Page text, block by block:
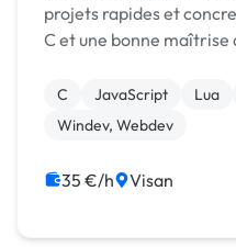
projets rapides et concrets. Avec une solide
C et une bonne maîtrise
C JavaScript Lua
Windev, Webdev
35 €/h Visan